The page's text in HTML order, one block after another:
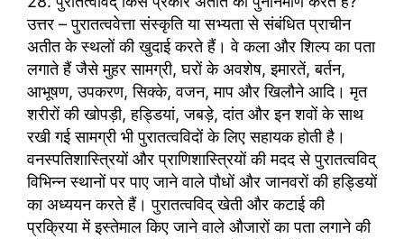
उत्तर – पुरातत्ववेत्ता संस्कृति या सभ्यता से संबंधित प्राचीन
अतीत के स्थलों की खुदाई करते हैं। वे कला और शिल्प का पता
लगाते हैं जैसे मुहर सामग्री, घरों के अवशेष, इमारतें, बर्तन,
आभूषण, उपकरण, सिक्के, वजन, माप और खिलौने आदि। मृत
शरीरों की खोपड़ी, हड्डियां, जबड़े, दांत और इन शवों के साथ
रखी गई सामग्री भी पुरातत्वविदों के लिए सहायक होती है।
वनस्पतिशास्त्रियों और प्राणिशास्त्रियों की मदद से पुरातत्वविद्
विभिन्न स्थानों पर पाए जाने वाले पौधों और जानवरों की हड्डियों
का अध्ययन करते हैं। पुरातत्वविद् खेती और कटाई की
प्रक्रिया में इस्तेमाल किए जाने वाले औजारों का पता लगाने की